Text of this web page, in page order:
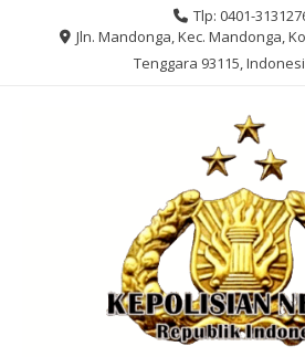
Tlp: 0401-
Jln. Mandonga, Kec. Mandonga,
Tenggara 93115,